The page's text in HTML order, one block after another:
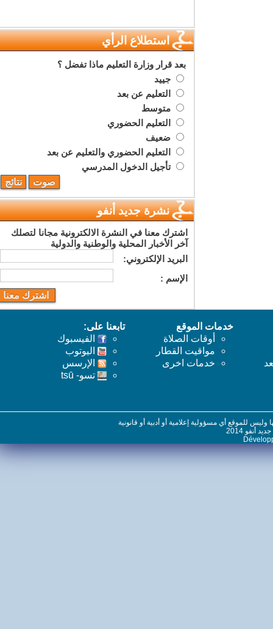
استطلاع الرأي
بعد قرار وزارة التعليم ماذا تفضل ؟
جييد
التعليم عن بعد
متوسط
التعليم الحضوري
ضعيف
التعليم الحضوري والتعليم عن بعد
تأجيل الدخول المدرسي
نشرة جديد أنفو
اشترك معنا في النشرة الالكترونية مجانا لتصلك
آخر الأخبار المحلية والوطنية والدولية
البريد اﻹلكتروني:
اﻹسم :
خدمات الموقع
أوقات الصلاة
مواقيت القطار
خدمات اخرى
تابعنا على:
الفيسبوك
اليوتوب
اﻹرسس
تسو- tsū
للموقع أي مسؤولية إعلامية أو أدبية أو قانونية
2014